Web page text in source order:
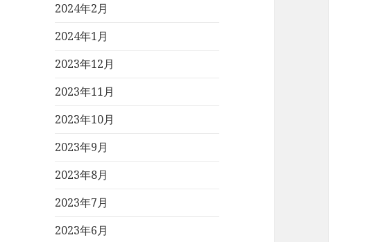
2024年2月
2024年1月
2023年12月
2023年11月
2023年10月
2023年9月
2023年8月
2023年7月
2023年6月